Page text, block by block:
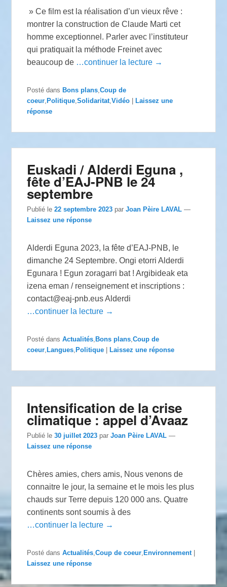
» Ce film est la réalisation d’un vieux rêve :
montrer la construction de Claude Marti cet
homme exceptionnel. Parler avec l’instituteur
qui pratiquait la méthode Freinet avec
beaucoup de …continuer la lecture →
Posté dans Bons plans,Coup de
coeur, Politique,Solidaritat,Vidéo
Laissez une
réponse
Euskadi / Alderdi Eguna ,
fête d’EAJ-PNB le 24
septembre
Publié le22 septembre 2023 parJoan Pèire LAVAL —
Laissez une réponse
Alderdi Eguna 2023, la fête d’EAJ-PNB, le
dimanche 24 Septembre. Ongi etorri Alderdi
Egunara ! Egun zoragarri bat ! Argibideak eta
izena eman / renseignement et inscriptions :
contact@eaj-pnb.eus Alderdi
…continuer la lecture →
Posté dans Actualités Bons plans ,Coup de
coeur Langues Politique Laissez une réponse
Intensification de la crise
climatique : appel d’Avaaz
Publié le30 juillet 2023 parJoan Pèire LAVAL —
Laissez une réponse
Chères amies, chers amis, Nous venons de
connaitre le jour, la semaine et le mois les plus
chauds sur Terre depuis 120 000 ans. Quatre
continents sont soumis à des
…continuer la lecture →
Posté dans Actualités ,Coup de coeur Environnement
Laissez une réponse